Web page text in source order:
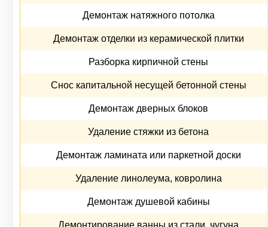
Демонтаж натяжного потолка
Демонтаж отделки из керамической плитки
Разборка кирпичной стены
Снос капитальной несущей бетонной стены
Демонтаж дверных блоков
Удаление стяжки из бетона
Демонтаж ламината или паркетной доски
Удаление линолеума, ковролина
Демонтаж душевой кабины
Демонтирование ванны из стали, чугуна